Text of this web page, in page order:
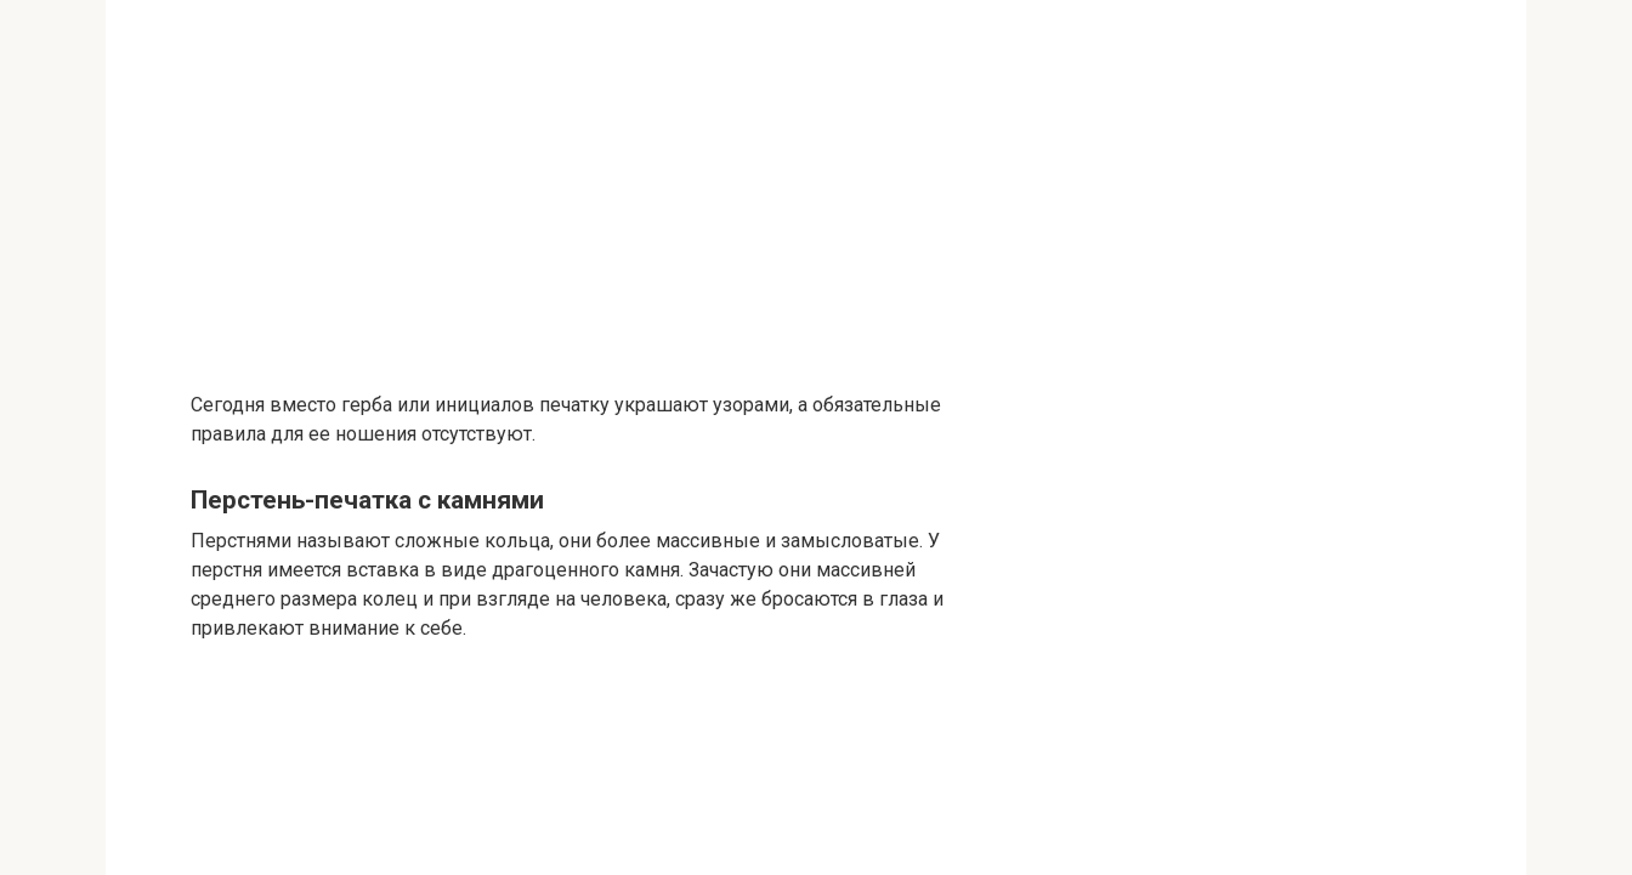
Сегодня вместо герба или инициалов печатку украшают узорами, а обязательные
правила для ее ношения отсутствуют.
Перстень-печатка с камнями
Перстнями называют сложные кольца, они более массивные и замысловатые. У
перстня имеется вставка в виде драгоценного камня. Зачастую они массивней
среднего размера колец и при взгляде на человека, сразу же бросаются в глаза и
привлекают внимание к себе.